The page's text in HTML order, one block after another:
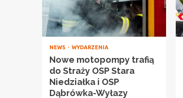
NEWS WYDARZENIA
Nowe motopompy trafią
do Straży OSP Stara
Niedziałka i OSP
Dąbrówka-Wyłazy